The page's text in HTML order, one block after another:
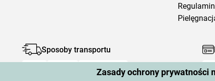
Zasady ochrony prywatności
Regulamin
Sposoby transportu